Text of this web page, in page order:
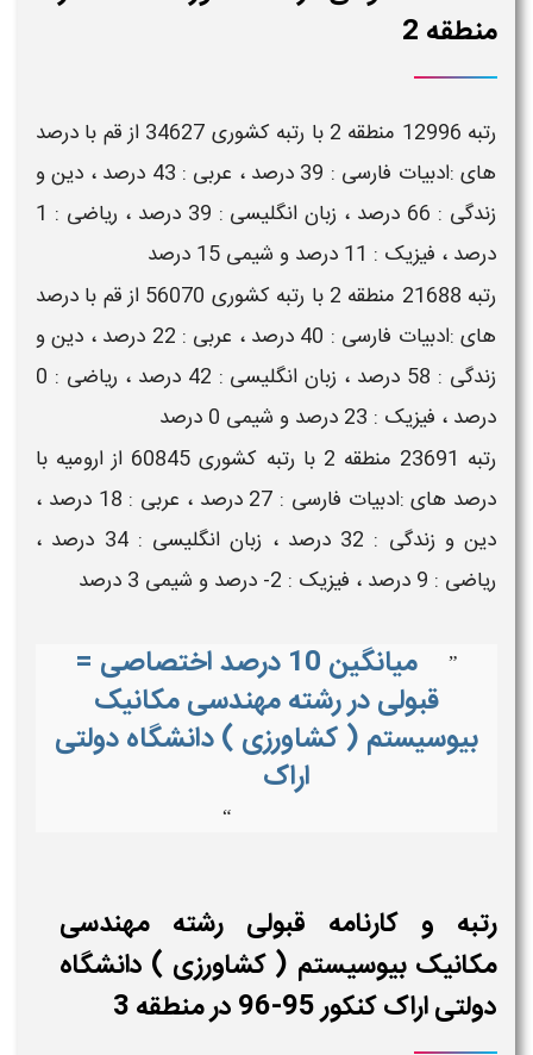
منطقه 2
رتبه 12996 منطقه 2 با رتبه کشوری 34627 از قم با درصد
های :ادبیات فارسی : 39 درصد ، عربی : 43 درصد ، دین و
زندگی : 66 درصد ، زبان انگلیسی : 39 درصد ، ریاضی : 1
درصد ، فیزیک : 11 درصد و شیمی 15 درصد
رتبه 21688 منطقه 2 با رتبه کشوری 56070 از قم با درصد
های :ادبیات فارسی : 40 درصد ، عربی : 22 درصد ، دین و
زندگی : 58 درصد ، زبان انگلیسی : 42 درصد ، ریاضی : 0
درصد ، فیزیک : 23 درصد و شیمی 0 درصد
رتبه 23691 منطقه 2 با رتبه کشوری 60845 از ارومیه با
درصد های :ادبیات فارسی : 27 درصد ، عربی : 18 درصد ،
دین و زندگی : 32 درصد ، زبان انگلیسی : 34 درصد ،
ریاضی : 9 درصد ، فیزیک : 2- درصد و شیمی 3 درصد
”
میانگین 10 درصد اختصاصی =
قبولی در رشته مهندسی مکانیک
بیوسیستم ( کشاورزی ) دانشگاه دولتی
اراک
“
رتبه و کارنامه قبولی رشته مهندسی
مکانیک بیوسیستم ( کشاورزی ) دانشگاه
دولتی اراک کنکور 95-96 در منطقه 3